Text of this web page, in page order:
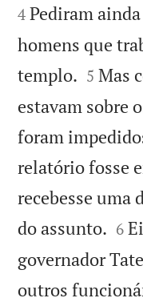
4 Pediram
homens que
templo. 

5 Mas
estavam sobre
foram
relatório fosse
recebesse uma
do assunto. 

6
governador
outros